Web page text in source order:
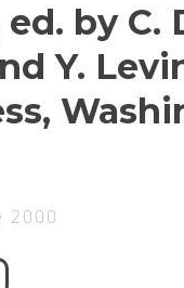
by C.
Y.
2000